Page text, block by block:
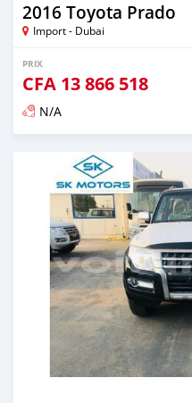
2016 Toyota Prado
Import - Dubai
PRIX
CFA 13 866 518
N/A